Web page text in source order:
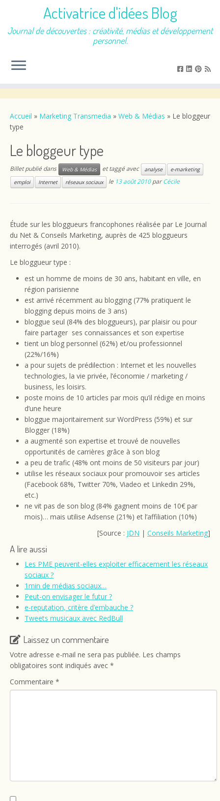
contenu
Activatrice d'idées Blog
Journal de découvertes : créativité, médias et développement
personnel.
Accueil » Marketing Transmedia » Web & Médias » Le bloggeur
type
Le bloggeur type
Billet publié dans Web & Médias et taggé avec analyse
e-marketing
emploi
Internet réseaux sociaux le 13 août 2010 parCécile
Étude sur les bloggueurs francophones réalisée par Le Journal
du Net & Conseils Marketing, auprès de 425 bloggueurs
interrogés (avril 2010).
Le bloggueur type :
est un homme de moins de 30 ans, habitant en ville, en
région parisienne
est arrivé récemment au blogging (77% pratiquent le
blogging depuis moins de 3 ans)
bloggue seul (84% des bloggueurs), par plaisir ou pour
faire partager ses connaissances et son expertise
tient un blog personnel (62%) et/ou professionnel
(22%/16%)
a pour sujets de prédilection : Internet et les nouvelles
technologies, la vie privée, l’économie / marketing /
business, les loisirs.
poste moins de 10 articles par mois qu’il rédige en moins
d’une heure
bloggue majoritairement sur WordPress (59%) et sur
Blogger (18%)
a augmenté son expertise et trouvé de nouvelles
opportunités de carrières grâce à son blog
a peu de trafic (48% ont moins de 50 visiteurs par jour)
utilise les réseaux sociaux pour promouvoir ses articles
(Facebook 68%, Twitter 70%, Viadeo et Linkedin 29%,
etc.)
ne vit pas de son blog (84% gagnent moins de 10€ par
mois)… mais utilise Adsense (21%) et l’affiliation (10%)
[Source : JDN | Conseils Marketing]
A lire aussi
Les PME peuvent-elles exploiter efficacement les réseaux
sociaux ?
1min de médias sociaux…
Peut-on envisager le futur ?
e-reputation, critère d’embauche ?
Tweets musicaux avec RedBull
Laissez un commentaire
Votre adresse e-mail ne sera pas publiée. Les champs
obligatoires sont indiqués avec *
Commentaire *